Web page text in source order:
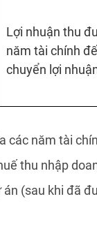
Lợi nhuận thu
năm tài chính
chuyển lợi
các năm tài
thu nhập
(sau khi đã